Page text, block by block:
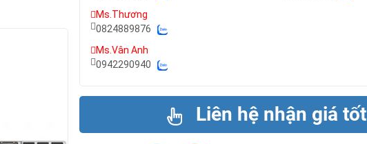
Ms.Thương
0824889876
Ms.Vân Anh
0942290940
Liên hệ nhận giá tốt